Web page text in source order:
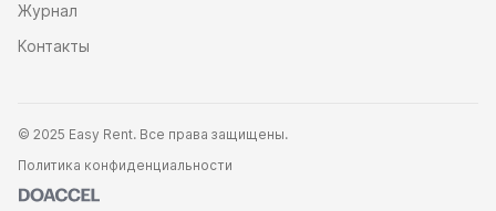
Журнал
Контакты
© 2025 Easy Rent. Все права защищены.
Политика конфиденциальности
Doaccel